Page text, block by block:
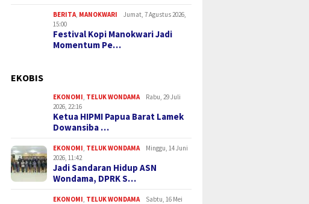
BERITA, MANOKWARI
Jumat, 7 Agustus 2026,
15:00
Festival Kopi Manokwari Jadi
Momentum Pe…
EKOBIS
EKONOMI, TELUK WONDAMA
Rabu, 29 Juli
2026, 22:16
Ketua HIPMI Papua Barat Lamek
Dowansiba …
EKONOMI, TELUK WONDAMA
Minggu, 14 Juni
2026, 11:42
Jadi Sandaran Hidup ASN
Wondama, DPRK S…
EKONOMI, TELUK WONDAMA
Sabtu, 16 Mei